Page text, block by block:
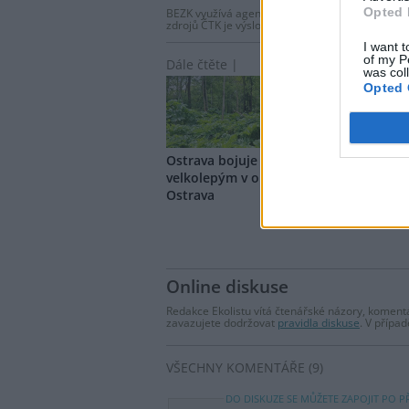
Opted
I want
of my
was
Opted
BEZK využívá agenturní zpravodajství ČTK,
zdrojů ČTK je výslovně zakázáno bez
Dále čtěte |
Ostrava bojuje s bolševníkem
velkolepým v obvodu Slezská
Ostrava
Online diskuse
Redakce Ekolistu vítá čtenářské názory,
zavazujete dodržovat pravidla diskuse. V
VŠECHNY KOMENTÁŘE (9)
DO DISKUZE SE MŮŽETE ZAPOJIT PO